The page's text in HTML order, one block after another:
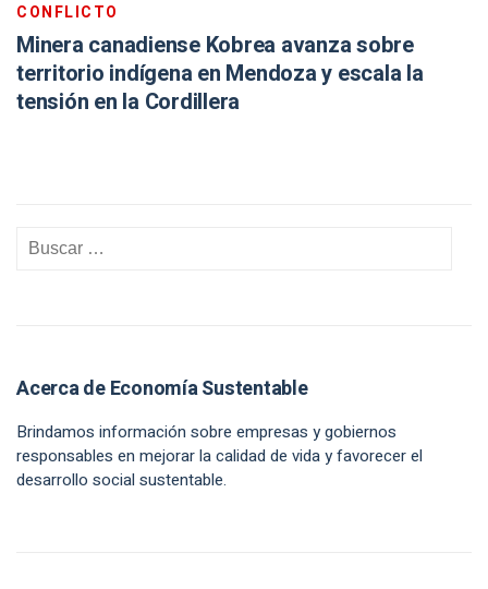
CONFLICTO
Minera canadiense Kobrea avanza sobre
territorio indígena en Mendoza y escala la
tensión en la Cordillera
Acerca de Economía Sustentable
Brindamos información sobre empresas y gobiernos
responsables en mejorar la calidad de vida y favorecer el
desarrollo social sustentable.